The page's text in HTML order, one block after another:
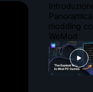
modding
WeMod